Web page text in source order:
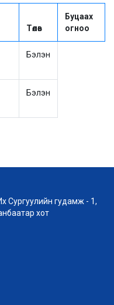
Төлөв
Буцаах
огноо
Бэлэн
Бэлэн
Сургуулийн гудамж - 1,
хот